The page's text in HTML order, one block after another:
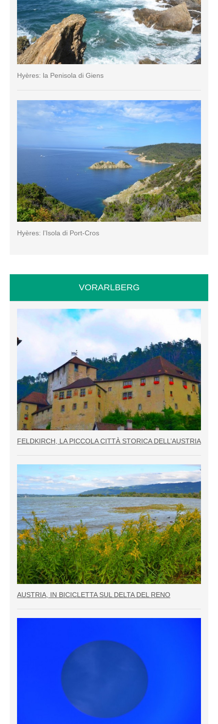
Hyères: la Penisola di Giens
Hyères: l’Isola di Port-Cros
VORARLBERG
FELDKIRCH, LA PICCOLA CITTÀ STORICA DELL’AUSTRIA
AUSTRIA, IN BICICLETTA SUL DELTA DEL RENO